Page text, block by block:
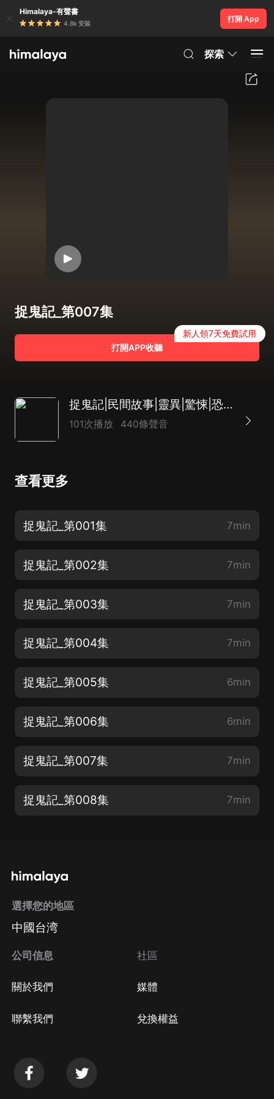
Himalaya-有聲書
4.8k 安裝
打開 App
探索
捉鬼記_第007集
打開APP收聽
新人領7天免費試用
捉鬼記|民間故事|靈異|驚悚|恐怖懸疑|平行時空
101次播放 440條聲音
查看更多
捉鬼記_第001集 7min
捉鬼記_第002集 7min
捉鬼記_第003集 7min
捉鬼記_第004集 7min
捉鬼記_第005集 6min
捉鬼記_第006集 6min
捉鬼記_第007集 7min
捉鬼記_第008集 7min
選擇您的地區
中國台湾
公司信息
關於我們
聯繫我們
社區
媒體
兌換權益